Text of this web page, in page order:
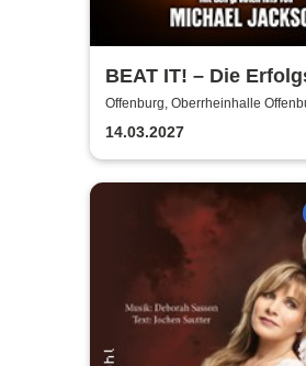
BEAT IT! – Die
über den King of
Offenburg, Oberrheinhalle
14.03.2027